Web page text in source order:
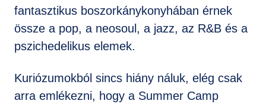
fantasztikus boszorkánykonyhában érnek
össze a pop, a neosoul, a jazz, az R&B és a
pszichedelikus elemek.
Kuriózumokból sincs hiány náluk, elég csak
arra emlékezni, hogy a Summer Camp